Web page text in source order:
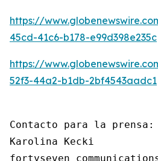
https://
45cd-41c6-b178-e99d398e235c
https://
52f3-44a2-b1db-2bf4543aadc1
Contacto para la prensa:
Karolina Kecki
fortyseven